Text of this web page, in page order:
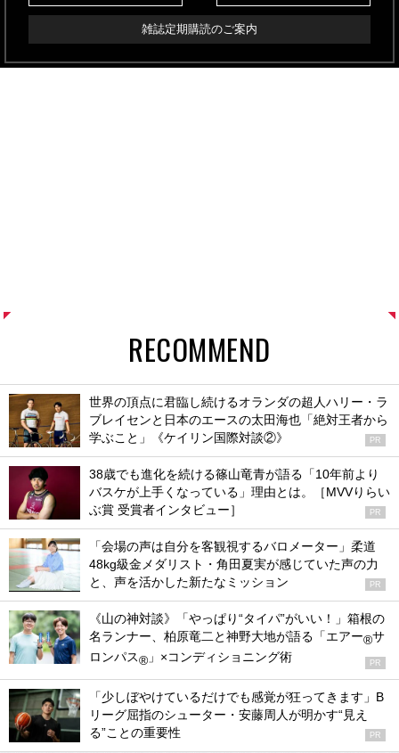
雑誌定期購読のご案内
RECOMMEND
世界の頂点に君臨し続けるオランダの超人ハリー・ラ
ブレイセンと日本のエースの太田海也「絶対王者から
学ぶこと」《ケイリン国際対談②》
PR
38歳でも進化を続ける篠山竜青が語る「10年前より
バスケが上手くなっている」理由とは。［MVVりらい
ぶ賞 受賞者インタビュー］
PR
「会場の声は自分を客観視するバロメーター」柔道
48kg級金メダリスト・角田夏実が感じていた声の力
と、声を活かした新たなミッション
PR
《山の神対談》「やっぱり“タイパ”がいい！」箱根の
名ランナー、柏原竜二と神野大地が語る「エアー®サ
ロンパス® 」×コンディショニング術 PR
「少しぼやけているだけでも感覚が狂ってきます」B
リーグ屈指のシューター・安藤周人が明かす“見え
る”ことの重要性
PR